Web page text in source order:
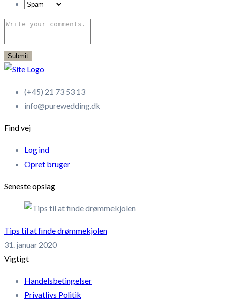
Submit
(+45) 21 73 53 13
info@purewedding.dk
Find vej
Log ind
Opret bruger
Seneste opslag
Tips til at finde drømmekjolen
31. januar 2020
Vigtigt
Handelsbetingelser
Privatlivs Politik